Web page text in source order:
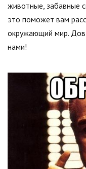
животные, забавные
это поможет вам
окружающий мир.
нами!